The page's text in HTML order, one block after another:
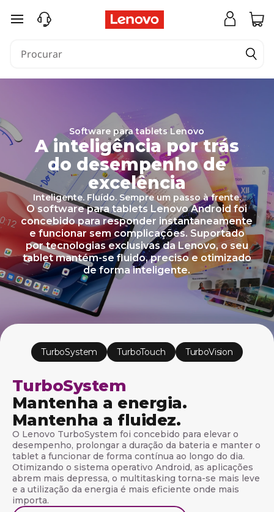
T
n
l
o
g
i
a
d
e
s
f
saltar para o conteúdo principal
Software para tablets Lenovo
A inteligência por trás
do desempenho de
excelência
Inteligente. Fluído. Sempre um passo à frente.
O software para tablets Lenovo Android foi
concebido para responder instantaneamente
e funcionar sem complicações. Suportado
por tecnologias exclusivas da Lenovo, o seu
tablet mantém-se fluido, preciso e otimizado
de forma inteligente.
TurboSystem TurboTouch TurboVision
TurboSystem
Mantenha a energia.
Mantenha a fluidez.
O Lenovo TurboSystem foi concebido para elevar o
desempenho, prolongar a duração da bateria e manter o
tablet a funcionar de forma contínua ao longo do dia.
Otimizando o sistema operativo Android, as aplicações
abrem mais depressa, o multitasking torna-se mais leve
e a utilização da energia é mais eficiente onde mais
importa.